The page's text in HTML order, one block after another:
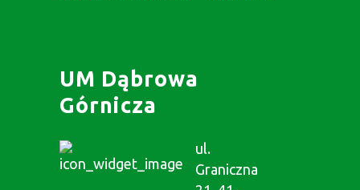
UM Dąbrowa
Górnicza
ul.
Graniczna